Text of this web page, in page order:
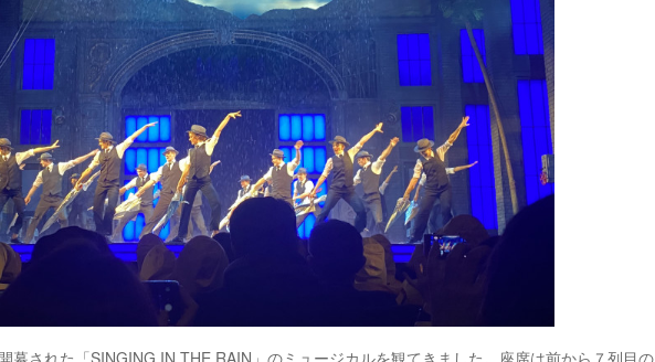
幕された「SINGING IN THE RAIN」のミュージカルを観てきました。座席は前から７列目の